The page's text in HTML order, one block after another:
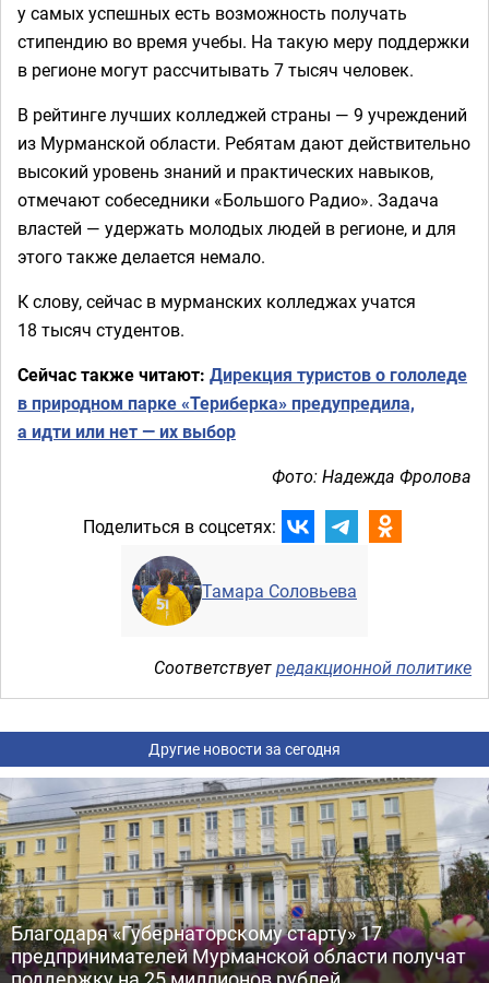
у самых успешных есть возможность получать
стипендию во время учебы. На такую меру поддержки
в регионе могут рассчитывать 7 тысяч человек.
В рейтинге лучших колледжей страны — 9 учреждений
из Мурманской области. Ребятам дают действительно
высокий уровень знаний и практических навыков,
отмечают собеседники «Большого Радио». Задача
властей — удержать молодых людей в регионе, и для
этого также делается немало.
К слову, сейчас в мурманских колледжах учатся
18 тысяч студентов.
Сейчас также читают: Дирекция туристов о гололеде
в природном парке «Териберка» предупредила,
а идти или нет — их выбор
Фото: Надежда Фролова
Поделиться в соцсетях:
Тамара Соловьева
Соответствуетредакционной политике
Другие новости за сегодня
Благодаря «Губернаторскому старту» 17
предпринимателей Мурманской области получат